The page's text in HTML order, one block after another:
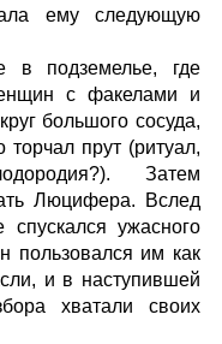
ему следующую
в подземелье, где
с факелами и
большого сосуда,
торчал прут (ритуал,
Затем
Люцифера. Вслед
ужасного
пользовался им как
и в наступившей
хватали своих